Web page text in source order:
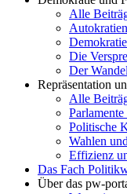
Alle
Die
Der
Repräsentation
Alle
Politische
Wahlen
Effizienz
Das Fach
Über das pw-